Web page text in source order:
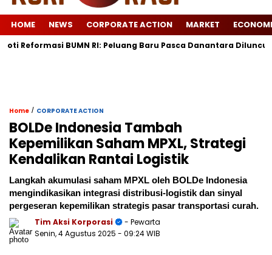
HOME NEWS CORPORATE ACTION MARKET
BUMN RI: Peluang Baru Pasca Danantara Diluncurkan
Home / CORPORATE ACTION
BOLDe Indonesia Tambah
Kepemilikan Saham MPXL, Strategi
Kendalikan Rantai Logistik
Langkah akumulasi saham MPXL oleh BOLDe Indonesia
mengindikasikan integrasi distribusi-logistik dan sinyal
pergeseran kepemilikan strategis pasar transportasi curah.
Tim Aksi Korporasi
- Pewarta
Senin, 4 Agustus 2025 - 09:24 WIB